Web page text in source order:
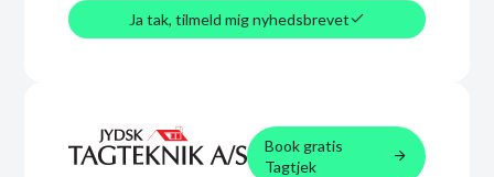
Ja tak, tilmeld mig nyhedsbrevet
Book gratis
Tagtjek